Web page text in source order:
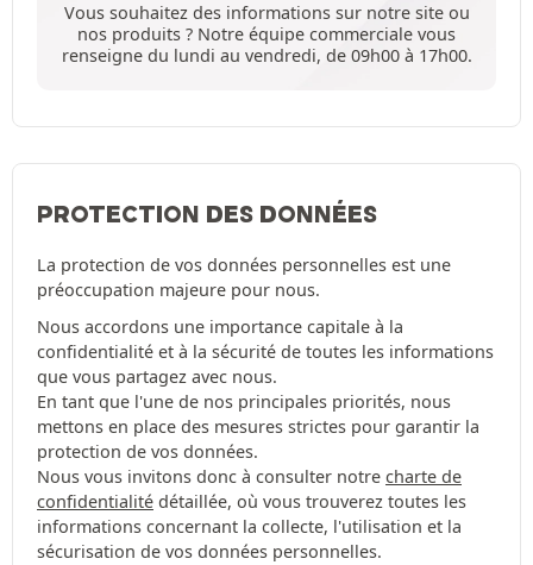
Vous souhaitez des informations sur notre site ou
nos produits ? Notre équipe commerciale vous
renseigne du lundi au vendredi, de 09h00 à 17h00.
PROTECTION DES DONNÉES
La protection de vos données personnelles est une
préoccupation majeure pour nous.
Nous accordons une importance capitale à la
confidentialité et à la sécurité de toutes les informations
que vous partagez avec nous.
En tant que l'une de nos principales priorités, nous
mettons en place des mesures strictes pour garantir la
protection de vos données.
Nous vous invitons donc à consulter notre charte de
confidentialité détaillée, où vous trouverez toutes les
informations concernant la collecte, l'utilisation et la
sécurisation de vos données personnelles.